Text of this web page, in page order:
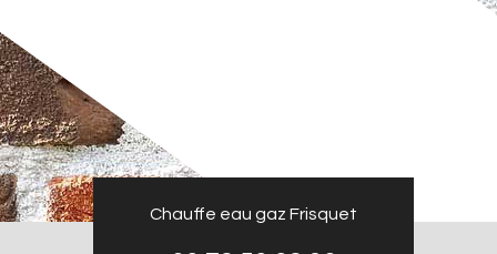
Chauffe eau gaz Frisquet